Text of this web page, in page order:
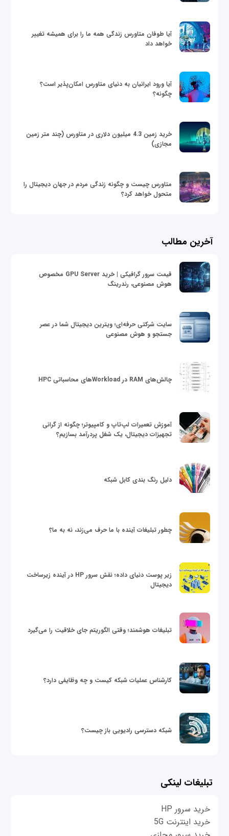
آیا طوفان متاورس زندگی همه ما را برای همیشه تغییر
خواهد داد
آیا ورود ایرانیان به دنیای متاورس امکان‌پذیر است؟
چگونه؟
خرید زمین 4.3 میلیون دلاری در متاورس (چند متر زمین
مجازی)
متاورس چیست و چگونه زندگی مردم در جهان دیجیتال را
متحول خواهد کرد؟
آخرین مطالب
قیمت سرور گرافیکی | خرید GPU Server مخصوص
هوش مصنوعی، رندرینگ
سایت شرکتی حرفه‌ای؛ ویترین دیجیتال شما در عصر
جستجو و هوش مصنوعی
چالش‌های RAM در Workloadهای محاسباتی HPC
آموزش تعمیرات لپ‌تاپ و کامپیوتر؛ چگونه از گرانی
تجهیزات دیجیتال، یک شغل پردرآمد بسازیم؟
دلیل رنگ بندی کابل شبکه
چطور تبلیغات آینده با ما حرف می‌زند، نه به ما؟
زیر پوست دنیای داده؛ نقش سرور HP در آینده زیرساخت
دیجیتال
تبلیغات هوشمند؛ وقتی الگوریتم جای خلاقیت را می‌گیرد
کارشناس عملیات شبکه کیست و چه وظایفی دارد؟
شبکه دسترسی رادیویی باز چیست؟
تبلیغات لینکی
خرید سرور HP
خرید اینترنت 5G